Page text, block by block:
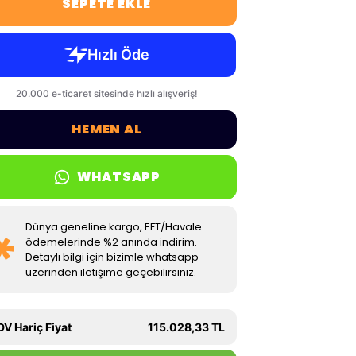
HEMEN AL
WHATSAPP
Dünya geneline kargo, EFT/Havale
ödemelerinde %2 anında indirim.
Detaylı bilgi için bizimle whatsapp
üzerinden iletişime geçebilirsiniz.
Hariç Fiyat 115.028,33 TL